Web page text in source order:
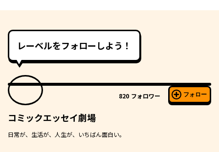
レーベルをフォローしよう！
820 フォロワー フォロー
コミックエッセイ劇場
日常が、生活が、人生が、いちばん面白い。